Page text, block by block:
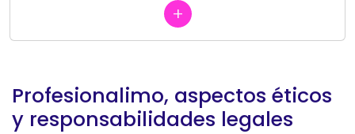
+
Profesionalimo, aspectos éticos
y responsabilidades legales